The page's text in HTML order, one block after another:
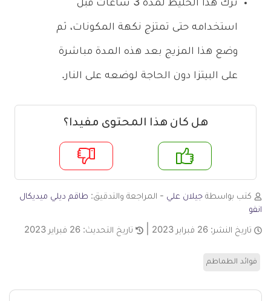
ترك هذا الخليط لمدة 3 ساعات قبل
استخدامه حتى تمتزج نكهة المكونات، ثم
وضع هذا المزيج بعد هذه المدة مباشرة
على البيتزا دون الحاجة لوضعه على النار.
هل كان هذا المحتوى مفيدا؟
لا
كتب بواسطة جيلان علي - المراجعة والتدقيق: طاقم ديلي ميديكال
انفو
تاريخ النشر: 26 فبراير 2023 تاريخ التحديث: 26 فبراير 2023
فوائد الطماطم